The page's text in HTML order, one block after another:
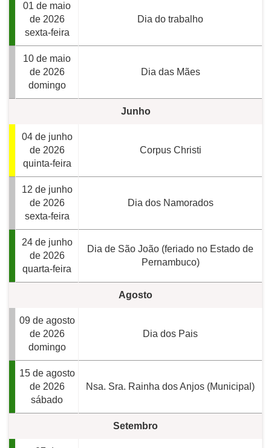
01 de maio
de 2026
sexta-feira
Dia do trabalho
10 de maio
de 2026
domingo
Dia das Mães
Junho
04 de junho
de 2026
quinta-feira
Corpus Christi
12 de junho
de 2026
sexta-feira
Dia dos Namorados
24 de junho
de 2026
quarta-feira
Dia de São João (feriado no Estado de
Pernambuco)
Agosto
09 de agosto
de 2026
domingo
Dia dos Pais
15 de agosto
de 2026
sábado
Nsa. Sra. Rainha dos Anjos (Municipal)
Setembro